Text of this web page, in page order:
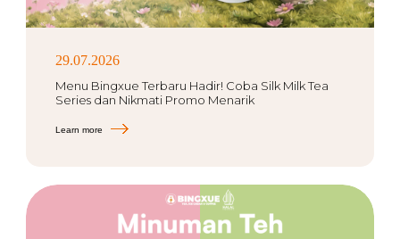
29.07.2026
Menu Bingxue Terbaru Hadir! Coba Silk Milk Tea
Series dan Nikmati Promo Menarik
Learn more